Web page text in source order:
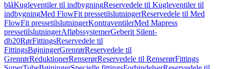
blåKugleventiler til indbygningReservedele til Kugleventiler til
indbygningMed FlowFit pressetilslutningerReservedele til Med
FlowFit pressetilslutningerKontraventilerMed Mapress
pressetilslutningerAfløbssystemerGeberit Silent-
db20RørFittingsReservedele til
FittingsBøjningerGrenrørReservedele til
GrenrørReduktionerRenserørReservedele til RenserørFittings